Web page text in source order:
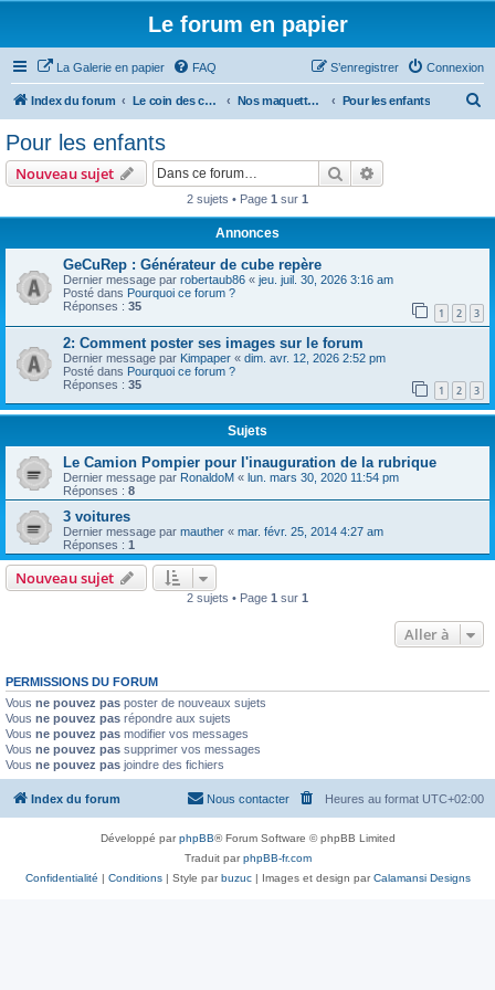
Le forum en papier
La Galerie en papier FAQ Connexion
S’enregistrer
Index du forum Le coin des concepteurs Nos maquettes à télécharger Pour les enfants
Pour les enfants
Nouveau sujet Rechercher
2 sujets • Page 1 sur 1
Annonces
GeCuRep : Générateur de cube repère
Dernier message par robertaub86 « jeu. juil. 30, 2026 3:16 am
Posté dans Pourquoi ce forum ?
Réponses : 35 1 2 3
2: Comment poster ses images sur le forum
Dernier message par Kimpaper « dim. avr. 12, 2026 2:52 pm
Posté dans Pourquoi ce forum ?
Réponses : 35 1 2 3
Sujets
Le Camion Pompier pour l'inauguration de la rubrique
Dernier message par RonaldoM « lun. mars 30, 2020 11:54 pm
Réponses : 8
3 voitures
Dernier message par mauther « mar. févr. 25, 2014 4:27 am
Réponses : 1
Nouveau sujet
2 sujets • Page 1 sur 1
Aller à
PERMISSIONS DU FORUM
Vous ne pouvez pas poster de nouveaux sujets
Vous ne pouvez pas répondre aux sujets
Vous ne pouvez pas modifier vos messages
Vous ne pouvez pas supprimer vos messages
Vous ne pouvez pas joindre des fichiers
Index du forum Heures au format UTC+02:00
Nous contacter
Développé parphpBB® Forum Software © phpBB Limited
Traduit parphpBB-fr.com
Confidentialité | Conditions| Style parbuzuc| Images et design parCalamansi Designs